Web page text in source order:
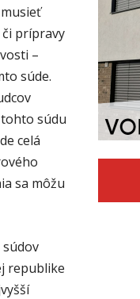
prípravy
–
súde.
súdu
celá
sa môžu
súdov
republike